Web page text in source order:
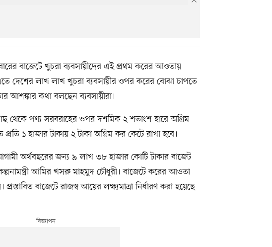
বাজেটে খুচরা ব্যবসায়ীদের এই প্রথম করের আওতায়
দেশের লাখ লাখ খুচরা ব্যবসায়ীর ওপর করের বোঝা চাপতে
আশঙ্কার কথা বলছেন ব্যবসায়ীরা।
কাছ থেকে পণ্য সরবরাহের ওপর দশমিক ২ শতাংশ হারে অগ্রিম
১ হাজার টাকায় ২ টাকা অগ্রিম কর কেটে রাখা হবে।
অর্থবছরের জন্য ৯ লাখ ৩৮ হাজার কোটি টাকার বাজেট
আমির খসরু মাহমুদ চৌধুরী। বাজেটে করের আওতা
বাজেটে রাজস্ব আয়ের লক্ষ্যমাত্রা নির্ধারণ করা হয়েছে